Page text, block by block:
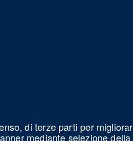
di terze parti per
mediante selezione